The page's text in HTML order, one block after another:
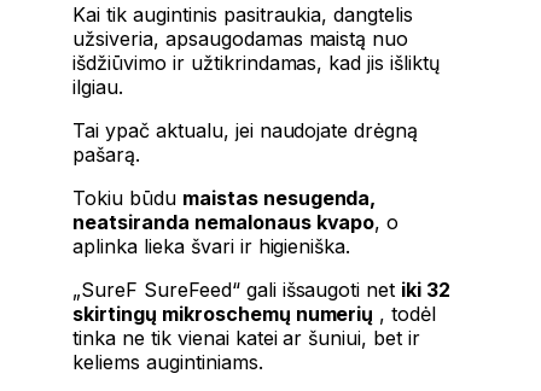
Kai tik augintinis pasitraukia, dangtelis
užsiveria, apsaugodamas maistą nuo
išdžiūvimo ir užtikrindamas, kad jis išliktų
ilgiau.
Tai ypač aktualu, jei naudojate drėgną
pašarą.
Tokiu būdu maistas nesugenda,
neatsiranda nemalonaus kvapo, o
aplinka lieka švari ir higieniška.
„SureF SureFeed“ gali išsaugoti net iki 32
skirtingų mikroschemų numerių , todėl
tinka ne tik vienai katei ar šuniui, bet ir
keliems augintiniams.